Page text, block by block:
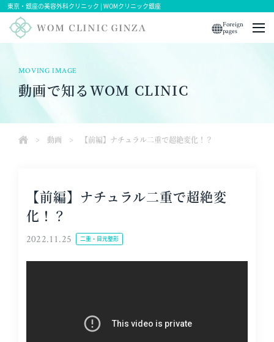
東京・銀座の美容外科クリニック | WOMクリニック銀座
Foreign
pages
MOVING IMAGE
動画で知るWOM CLINIC
> 動画 > 【前編】ナチュラル二重で超絶変化！？
【前編】ナチュラル二重で超絶変
化！？
2022.11.25 二重・目元整形